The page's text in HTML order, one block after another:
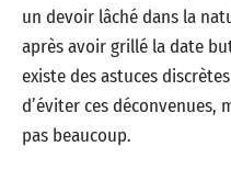
un devoir lâché dans la
après avoir grillé la date
existe des astuces
d’éviter ces déconvenues,
pas beaucoup.